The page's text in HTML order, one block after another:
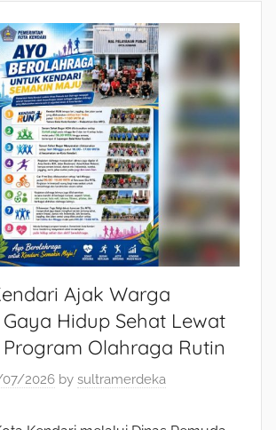
Ajak Warga
Hidup Sehat Lewat
Olahraga Rutin
2026 by sultramerdeka